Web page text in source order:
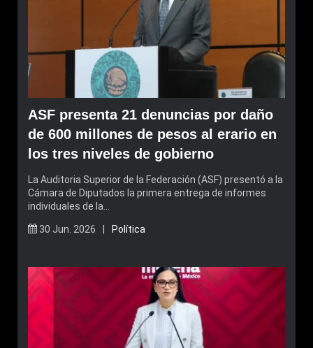
ASF presenta 21 denuncias por daño
de 600 millones de pesos al erario en
los tres niveles de gobierno
La Auditoria Superior de la Federación (ASF) presentó a la
Cámara de Diputados la primera entrega de informes
individuales de la…
30 Jun. 2026 | Política